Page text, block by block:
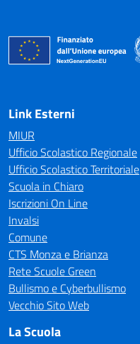
Link Esterni
MIUR
Ufficio Scolastico Regionale
Ufficio Scolastico Territoriale
Scuola in Chiaro
Iscrizioni On Line
Invalsi
Comune
CTS Monza e Brianza
Rete Scuole Green
Bullismo e Cyberbullismo
Vecchio Sito Web
La Scuola